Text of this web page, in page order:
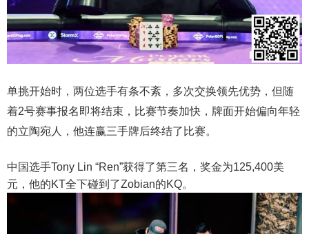
单挑开始时，两位选手有条不紊，多次交换领先优势，但随
着2号赛事报名即将结束，比赛节奏加快，牌面开始偏向年轻
的立陶宛人，他连赢三手牌后终结了比赛。
中国选手Tony Lin “Ren”获得了第三名，奖金为125,400美
元，他的KT全下碰到了Zobian的KQ。